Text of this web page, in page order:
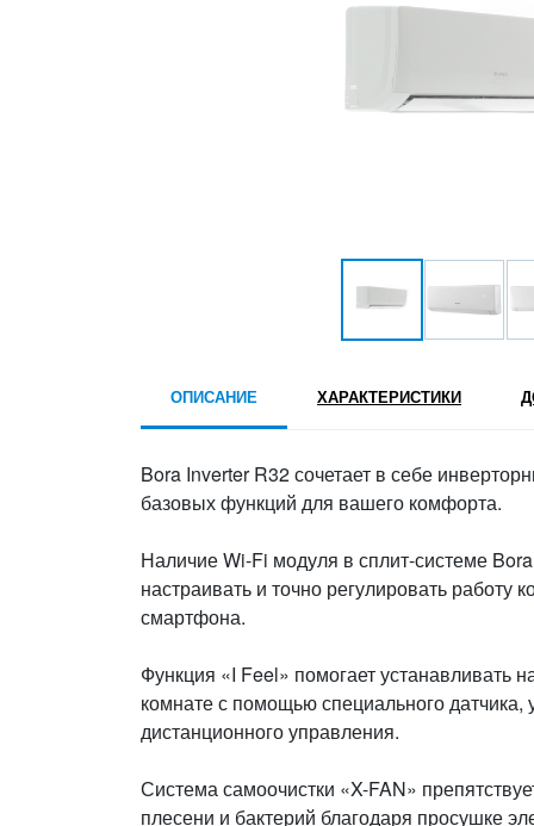
ОПИСАНИЕ ХАРАКТЕРИСТИКИ
Bora Inverter R32 сочетает в себе
базовых функций для вашего комфорта.
Наличие Wi-Fi модуля в сплит-системе
настраивать и точно регулировать
смартфона.
Функция «I Feel» помогает устанавливать
комнате с помощью специального датчика,
дистанционного управления.
Система самоочистки «X-FAN»
плесени и бактерий благодаря просушке